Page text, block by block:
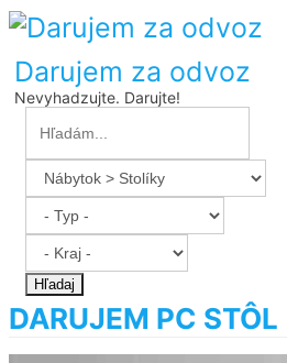
Darujem za odvoz
Nevyhadzujte. Darujte!
Hľadaj
DARUJEM PC